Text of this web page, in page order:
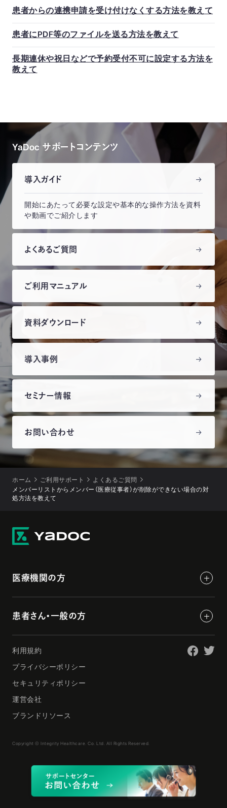
患者からの連携申請を受け付けなくする方法を教えて
患者にPDF等のファイルを送る方法を教えて
長期連休や祝日などで予約受付不可に設定する方法を
教えて
YaDoc サポートコンテンツ
導入ガイド
開始にあたって必要な設定や基本的な操作方法を資料
や動画でご紹介します
よくあるご質問
ご利用マニュアル
資料ダウンロード
導入事例
セミナー情報
お問い合わせ
ホーム ご利用サポート
よくあるご質問
メンバーリストからメンバー（医療従事者）が削除ができない場合の対
処方法を教えて
医療機関の方
患者さん・一般の方
利用規約
プライバシーポリシー
セキュリティポリシー
運営会社
ブランドリソース
Copyright © Integrity Healthcare. Co. Ltd. All Rights Reserved.